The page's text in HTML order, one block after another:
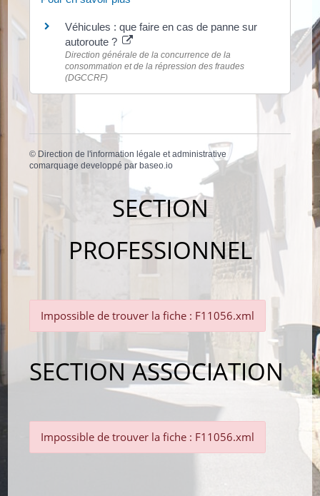
Véhicules : que faire en cas de panne sur
autoroute ?
Direction générale de la concurrence de la
consommation et de la répression des fraudes
(DGCCRF)
© Direction de l'information légale et administrative
comarquage developpé parbaseo.io
SECTION
PROFESSIONNEL
Impossible de trouver la fiche : F11056.xml
SECTION ASSOCIATION
Impossible de trouver la fiche : F11056.xml